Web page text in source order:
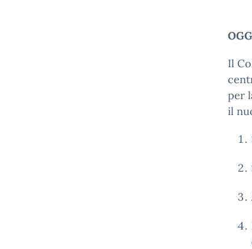
Il
per
il